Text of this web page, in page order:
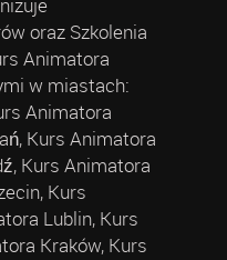
oraz Szkolenia
Animatora
w miastach:
Animatora
Kurs Animatora
Kurs Animatora
Kurs
Lublin, Kurs
Kraków, Kurs